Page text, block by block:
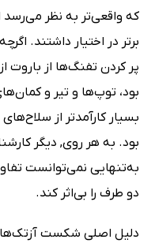
که واقعی‌تر به نظر
برتر در اختیار داشتند.
پر کردن تفنگ‌ها از باروت
بود، توپ‌ها و تیر و
بسیار کارآمدتر از
بود. به هر روی, دیگر
به‌تنهایی نمی‌توانست
دو طرف را بی‌اثر کند.
دلیل اصلی شکست آزتک‌ها